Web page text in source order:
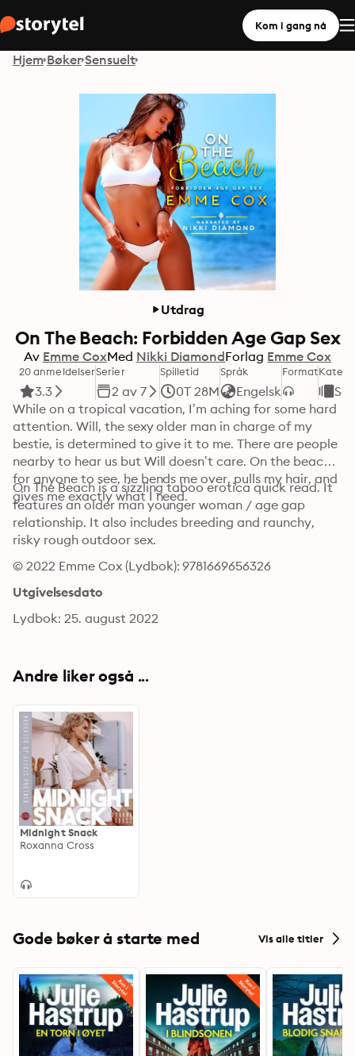
Kom i gang nå
Hjem Bøker Sensuelt
Utdrag
On The Beach: Forbidden Age Gap Sex
Av Emme CoxMed Nikki DiamondForlag Emme Cox
20 anmeldelser
3.3
Serier
2 av 7
Spilletid
0T 28M
Språk
Engelsk
Format
While on a tropical vacation, I’m aching for some hard
attention. Will, the sexy older man in charge of my
bestie, is determined to give it to me. There are people
nearby to hear us but Will doesn’t care. On the beach
for anyone to see, he bends me over, pulls my hair, and
gives me exactly what I need.
On The Beach is a sizzling taboo erotica quick read. It
features an older man younger woman / age gap
relationship. It also includes breeding and raunchy,
risky rough outdoor sex.
© 2022 Emme Cox (Lydbok): 9781669656326
Utgivelsesdato
Lydbok: 25. august 2022
Andre liker også ...
Midnight Snack
Roxanna Cross
Gode bøker å starte med Vis alle titler